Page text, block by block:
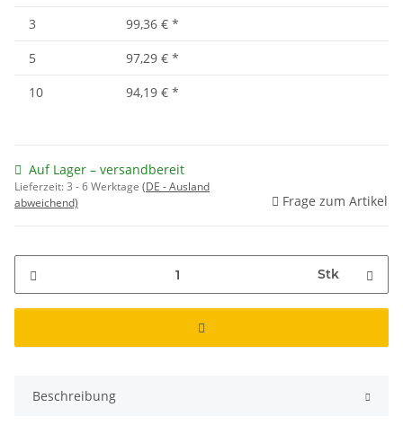
3
99,36 € *
5
97,29 € *
10
94,19 € *
Auf Lager – versandbereit
Lieferzeit:3 - 6 Werktage (DE - Ausland
abweichend)
Frage zum Artikel
Stk
Beschreibung